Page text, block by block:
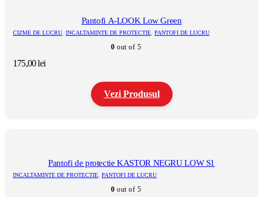
variații.
Opțiunile
fi
alese
Pantofi A-LOOK Low Green
CIZME DE LUCRU, INCALTAMINTE DE PROTECTIE, PANTOFI DE LUCRU
0 out of 5
175,00lei
Vezi Produsul
variații.
Opțiunile
Pantofi de protectie KASTOR NEGRU LOW S1
INCALTAMINTE DE PROTECTIE, PANTOFI DE LUCRU
0 out of 5